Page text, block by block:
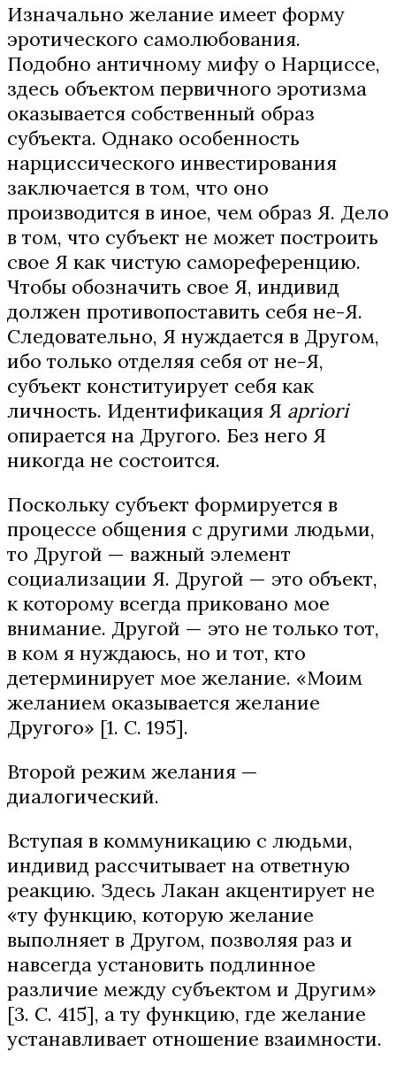
Изначально желание имеет форму
эротического самолюбования.
Подобно античному мифу о Нарциссе,
здесь объектом первичного эротизма
оказывается собственный образ
субъекта. Однако особенность
нарциссического инвестирования
заключается в том, что оно
производится в иное, чем образ Я. Дело
в том, что субъект не может построить
свое Я как чистую самореференцию.
Чтобы обозначить свое Я, индивид
должен противопоставить себя не-Я.
Следовательно, Я нуждается в Другом,
ибо только отделяя себя от не-Я,
субъект конституирует себя как
личность. Идентификация Я apriori
опирается на Другого. Без него Я
никогда не состоится.
Поскольку субъект формируется в
процессе общения с другими людьми,
то Другой — важный элемент
социализации Я. Другой — это объект,
к которому всегда приковано мое
внимание. Другой — это не только тот,
в ком я нуждаюсь, но и тот, кто
детерминирует мое желание. «Моим
желанием оказывается желание
Другого» [1. С. 195].
Второй режим желания —
диалогический.
Вступая в коммуникацию с людьми,
индивид рассчитывает на ответную
реакцию. Здесь Лакан акцентирует не
«ту функцию, которую желание
выполняет в Другом, позволяя раз и
навсегда установить подлинное
различие между субъектом и Другим»
[3. С. 415], а ту функцию, где желание
устанавливает отношение взаимности.